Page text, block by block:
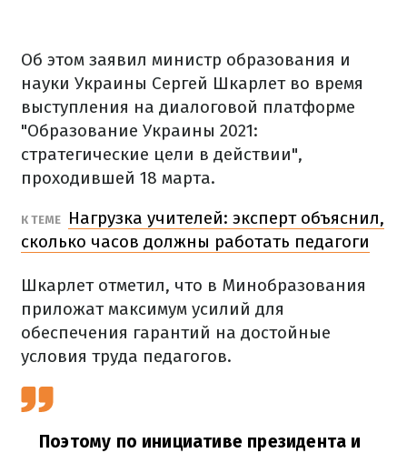
Об этом заявил министр образования и
науки Украины Сергей Шкарлет во время
выступления на диалоговой платформе
"Образование Украины 2021:
стратегические цели в действии",
проходившей 18 марта.
К ТЕМЕ
Нагрузка учителей: эксперт объяснил,
сколько часов должны работать педагоги
Шкарлет отметил, что в Минобразования
приложат максимум усилий для
обеспечения гарантий на достойные
условия труда педагогов.
Поэтому по инициативе президента и